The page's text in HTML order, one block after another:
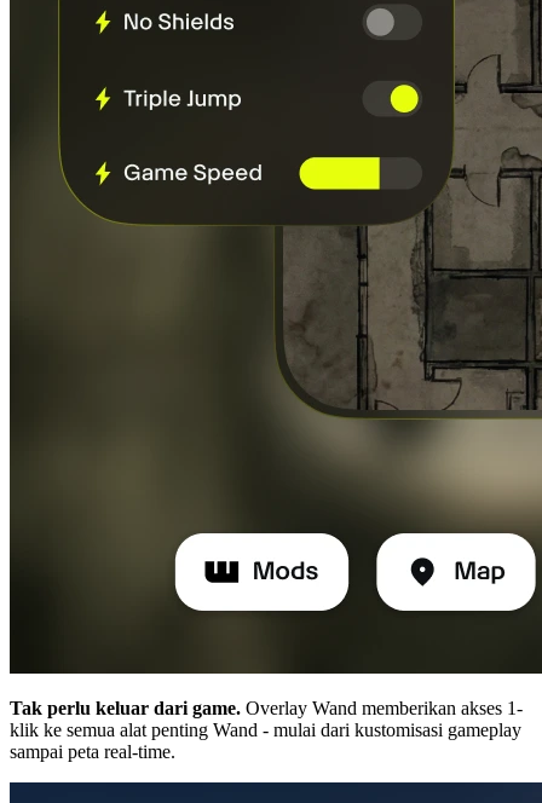
Tak perlu keluar dari game. Overlay Wand memberikan akses 1-
klik ke semua alat penting Wand - mulai dari kustomisasi gameplay
sampai peta real-time.